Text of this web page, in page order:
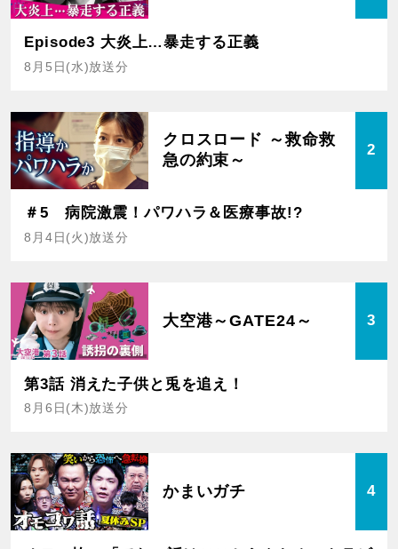
Episode3 大炎上…暴走する正義
8月5日(水)放送分
クロスロード ～救命救
急の約束～
2
＃5 病院激震！パワハラ＆医療事故!?
8月4日(火)放送分
大空港～GATE24～ 3
第3話 消えた子供と兎を追え！
8月6日(木)放送分
かまいガチ 4